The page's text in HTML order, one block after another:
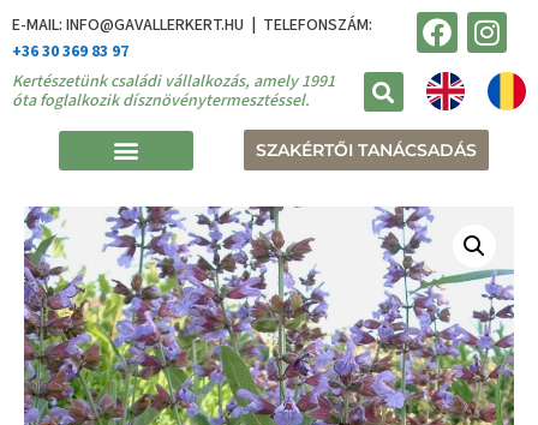
E-MAIL: INFO@GAVALLERKERT.HU | TELEFONSZÁM:
+36 30 369 83 97
Kertészetünk családi vállalkozás, amely 1991
óta foglalkozik dísznövénytermesztéssel.
SZAKÉRTŐI TANÁCSADÁS